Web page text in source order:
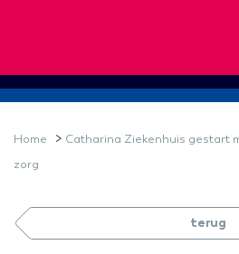
Home > Catharina Ziekenhuis gestart
zorg
terug